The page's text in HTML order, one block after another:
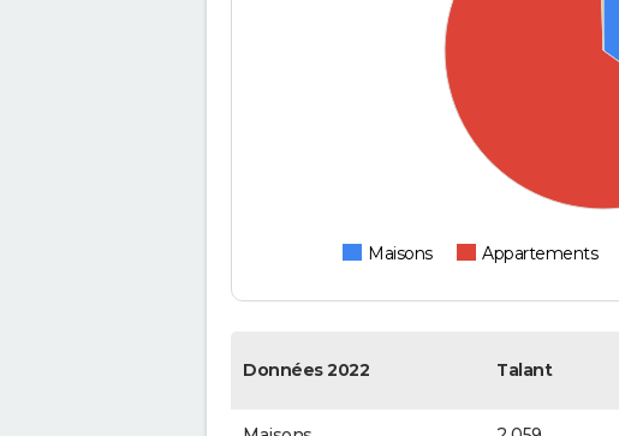
Maisons Appartements
Données 2022 Talant